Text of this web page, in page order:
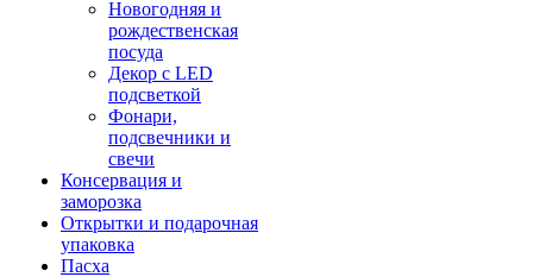
Новогодняя и
рождественская
посуда
Декор с LED
подсветкой
Фонари,
подсвечники и
свечи
Консервация и
заморозка
Открытки и подарочная
упаковка
Пасха